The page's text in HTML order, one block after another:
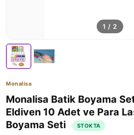
1 / 2
Monalisa
Monalisa Batik Boyama
Eldiven 10 Adet ve Para
Boyama Seti
STOKTA